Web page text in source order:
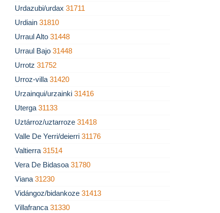
Urdazubi/urdax 31711
Urdiain 31810
Urraul Alto 31448
Urraul Bajo 31448
Urrotz 31752
Urroz-villa 31420
Urzainqui/urzainki 31416
Uterga 31133
Uztárroz/uztarroze 31418
Valle De Yerri/deierri 31176
Valtierra 31514
Vera De Bidasoa 31780
Viana 31230
Vidángoz/bidankoze 31413
Villafranca 31330